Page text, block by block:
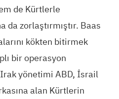
de Kürtlerle
da zorlaştırmıştır. Baas
kökten bitirmek
bir operasyon
yönetimi ABD, İsrail
alan Kürtlerin